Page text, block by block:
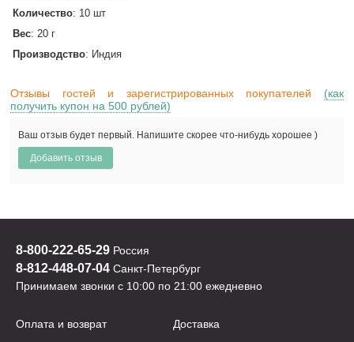
Количество: 10 шт
Вес: 20 г
Производство: Индия
Отзывы гостей и зарегистрированных покупателей (как
получить купон на 500 рублей)
Ваш отзыв будет первый. Напишите скорее что-нибудь хорошее )
8-800-222-65-29 Россия
8-812-448-07-04 Санкт-Петербург
Принимаем звонки с 10:00 по 21:00 ежедневно
Оплата и возврат
Доставка